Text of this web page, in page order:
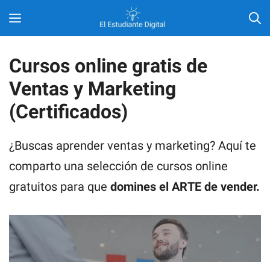
Saltar
MENÚ
Cursos online gratis de
Ventas y Marketing
(Certificados)
¿Buscas aprender ventas y marketing? Aquí te
comparto una selección de cursos online
gratuitos para que domines el ARTE de vender.